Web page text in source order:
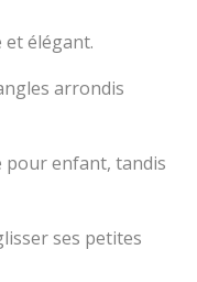
et élégant.
arrondis
pour enfant, tandis
ses petites